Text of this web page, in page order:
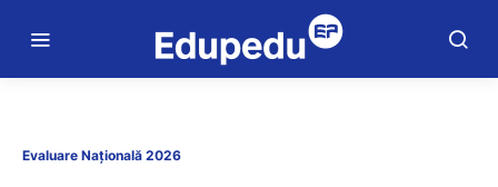
Evaluare Națională 2026